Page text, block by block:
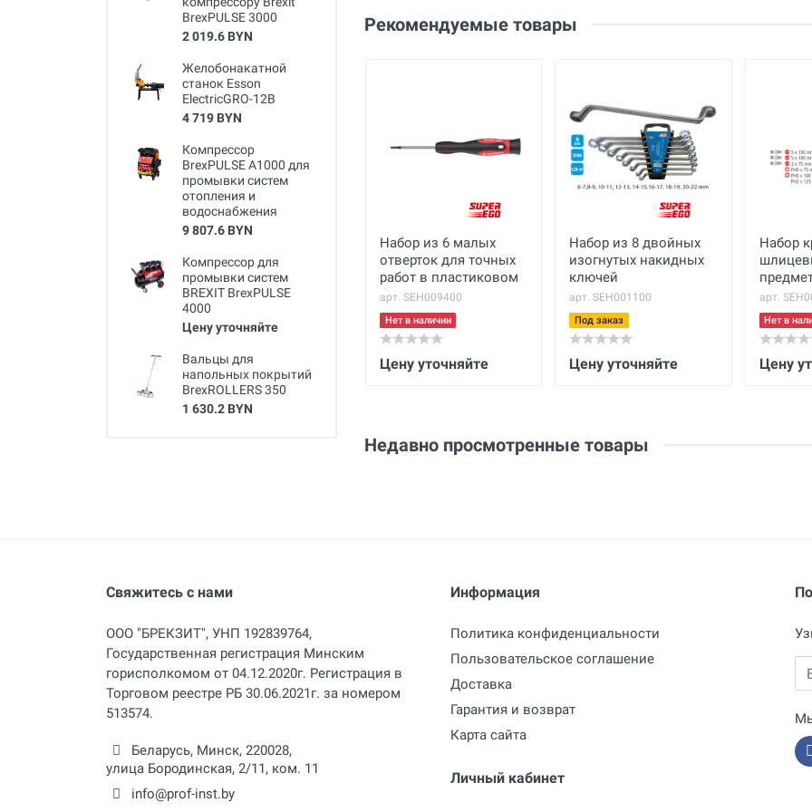
BrexPULSE 3000
2 019.6 BYN
Желобонакатной
станок Esson
ElectricGRO-12B
4 719 BYN
Компрессор
BrexPULSE A1000 для
промывки систем
отопления и
водоснабжения
9 807.6 BYN
Компрессор для
промывки систем
BREXIT BrexPULSE
4000
Цену уточняйте
Вальцы для
напольных покрытий
BrexROLLERS 350
1 630.2 BYN
кг
Габариты с упаковкой
см
Количество 46 шт.
Отправить отзыв
Рекомендуемые товары
Набор из 6 малых
отверток для точных
работ в пластиковом
боксе
арт. SEH009400
Нет в наличии
Цену уточняйте
Набор из 8 двойных
изогнутых накидных
ключей
арт. SEH001100
Под заказ
Цену уточняйте
Набор
арт.
Нет в
Цену
Недавно просмотренные товары
Свяжитесь с нами
ООО "БРЕКЗИТ", УНП 192839764,
Государственная регистрация Минским
горисполкомом от 04.12.2020г. Регистрация в
Торговом реестре РБ 30.06.2021г. за номером
513574.
Беларусь, Минск, 220028,
улица Бородинская, 2/11, ком. 11
info@prof-inst.by
Информация
Политика конфиденциальности
Пользовательское соглашение
Доставка
Гарантия и возврат
Карта сайта
Личный кабинет